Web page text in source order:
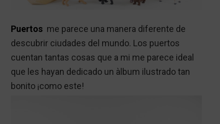
Puertos me parece una manera diferente de
descubrir ciudades del mundo. Los puertos
cuentan tantas cosas que a mi me parece ideal
que les hayan dedicado un àlbum ilustrado tan
bonito ¡como este!